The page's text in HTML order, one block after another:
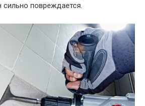
сильно повреждается.